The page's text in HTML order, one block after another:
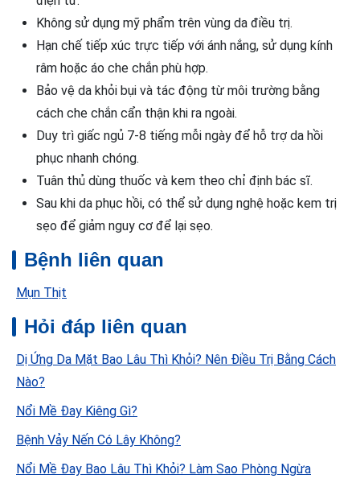
Không sử dụng mỹ phẩm trên vùng da điều trị.
Hạn chế tiếp xúc trực tiếp với ánh nắng, sử dụng kính
râm hoặc áo che chắn phù hợp.
Bảo vệ da khỏi bụi và tác động từ môi trường bằng
cách che chắn cẩn thận khi ra ngoài.
Duy trì giấc ngủ 7-8 tiếng mỗi ngày để hỗ trợ da hồi
phục nhanh chóng.
Tuân thủ dùng thuốc và kem theo chỉ định bác sĩ.
Sau khi da phục hồi, có thể sử dụng nghệ hoặc kem trị
sẹo để giảm nguy cơ để lại sẹo.
Bệnh liên quan
Mụn Thịt
Hỏi đáp liên quan
Dị Ứng Da Mặt Bao Lâu Thì Khỏi? Nên Điều Trị Bằng Cách
Nào?
Nổi Mề Đay Kiêng Gì?
Bệnh Vảy Nến Có Lây Không?
Nổi Mề Đay Bao Lâu Thì Khỏi? Làm Sao Phòng Ngừa